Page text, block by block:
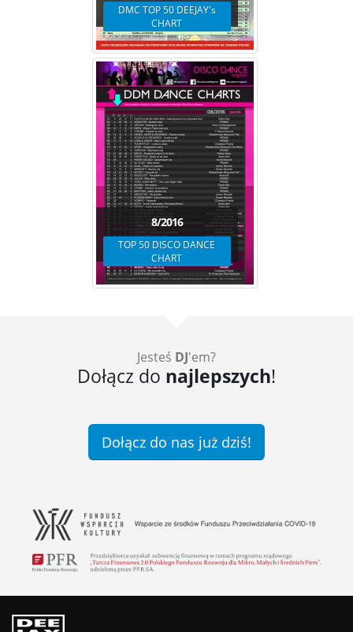
DMC TOP 50 DEEJAY's
CHART
8/2016
TOP 50 DISCO DANCE
CHART
Jesteś DJ'em?
Dołącz do najlepszych!
Dołącz do nas już dziś!